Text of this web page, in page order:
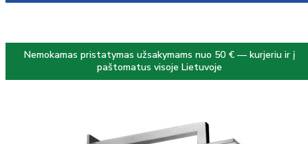
Nemokamas pristatymas užsakymams nuo 50 € — kurjeriu ir į
paštomatus visoje Lietuvoje